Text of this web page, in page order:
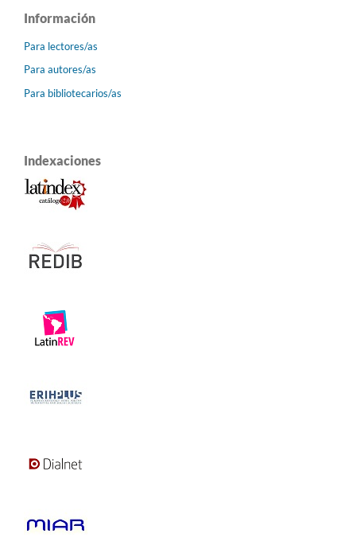
Información
Para lectores/as
Para autores/as
Para bibliotecarios/as
Indexaciones